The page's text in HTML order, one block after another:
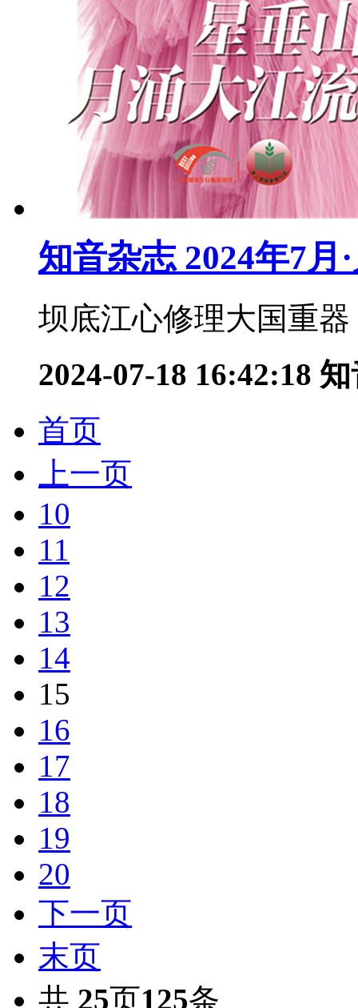
知音杂志 2024年7月
坝底江心修理大国重
2024-07-18 16:42:18
首页
上一页
10
11
12
13
14
15
16
17
18
19
20
下一页
末页
共 25页125条